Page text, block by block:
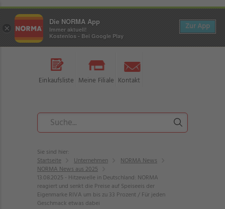
Einkaufsliste Meine Filiale Kontakt
Sie sind hier:
Startseite
Unternehmen
NORMA News
NORMA News aus 2025
13.08.2025 - Hitzewelle in Deutschland: NORMA
reagiert und senkt die Preise auf Speiseeis der
Eigenmarke RIVA um bis zu 33 Prozent / Für jeden
Geschmack etwas dabei
×
Die NORMA App
Immer aktuell!
Kostenlos - Bei Google Play
Zur App